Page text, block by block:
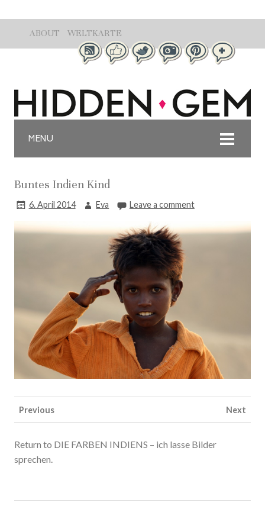
ABOUT WELTKARTE
MENU
Buntes Indien Kind
6. April 2014 Eva Leave a comment
Previous Next
Return to DIE FARBEN INDIENS – ich lasse Bilder
sprechen.